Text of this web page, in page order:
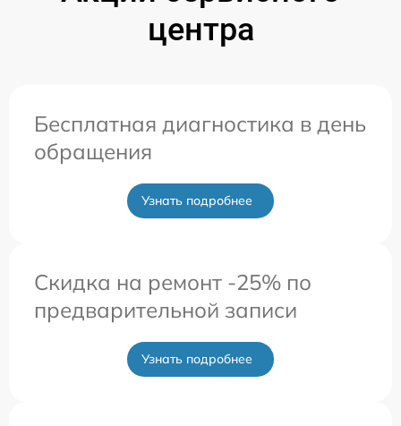
центра
Бесплатная диагностика в день
обращения
Узнать подробнее
Скидка на ремонт -25% по
предварительной записи
Узнать подробнее